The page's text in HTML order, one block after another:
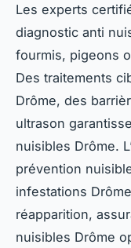
Les experts
diagnostic anti
fourmis, pigeons
Des traitements
Drôme, des
ultrason
nuisibles Drôme.
prévention
infestations
réapparition,
nuisibles Drôme